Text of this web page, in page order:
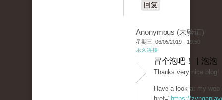
回复
Anonymous (未验证)
星期三, 06/05/2019 - 19:50
永久连接
冒个泡吧！ | 泡泡
Thanks very nice blog!
Have a look at my web
href=" https://